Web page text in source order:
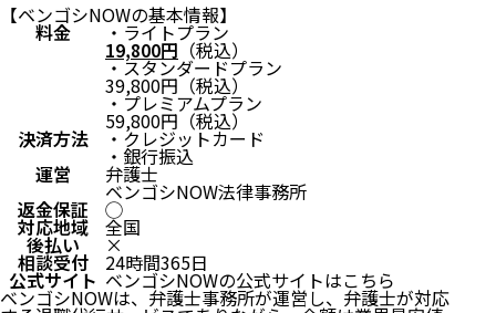
【ベンゴシNOWの基本情報】
料金 ・ライトプラン
19,800円（税込）
・スタンダードプラン
39,800円（税込）
・プレミアムプラン
59,800円（税込）
決済方法 ・クレジットカード
・銀行振込
運営 弁護士
ベンゴシNOW法律事務所
返金保証 ◯
対応地域 全国
後払い ×
相談受付 24時間365日
公式サイト ベンゴシNOWの公式サイトはこちら
ベンゴシNOWは、弁護士事務所が運営し、弁護士が対応